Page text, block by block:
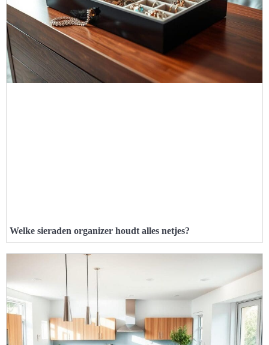
Welke sieraden organizer houdt alles netjes?